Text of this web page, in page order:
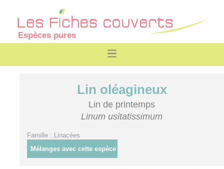
Espèces pures
Lin oléagineux
Lin de printemps
Linum usitatissimum
Famille : Linacées